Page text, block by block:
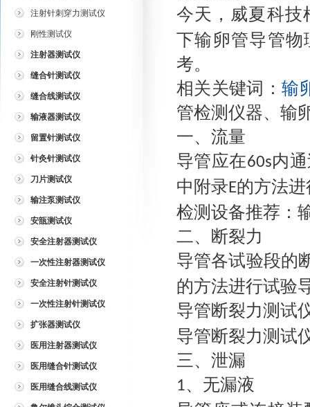
注射针刺穿力测试仪
刚性测试仪
注射器测试仪
缝合针测试仪
缝合线测试仪
输液器测试仪
留置针测试仪
针灸针测试仪
刀片测试仪
输注泵测试仪
安瓿测试仪
安全注射器测试仪
一次性注射器测试仪
安全注射针测试仪
一次性注射针测试仪
扩张器测试仪
医用注射器测试仪
医用缝合针测试仪
医用缝合线测试仪
今天 ， 威夏科技
下输卵管导管
考。
相关关键词：输
管检测仪器、输
一、流量
导管应在60s内
中附录E的方法
检测设备推荐：
二、断裂力
导管各试验段的
的方法进行试验
导管断裂力测试
导管断裂力测试
三、泄漏
1、无漏液